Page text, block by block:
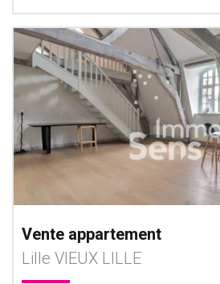
Vente appartement
Lille VIEUX LILLE